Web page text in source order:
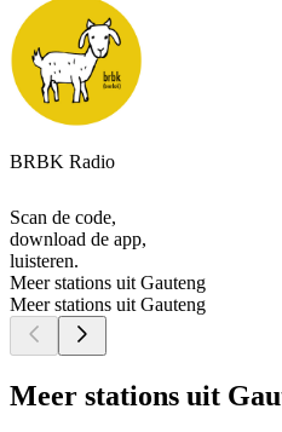
BRBK Radio
Scan de code,
download de app,
luisteren.
Meer stations uit Gauteng
Meer stations uit Gauteng
Meer stations uit